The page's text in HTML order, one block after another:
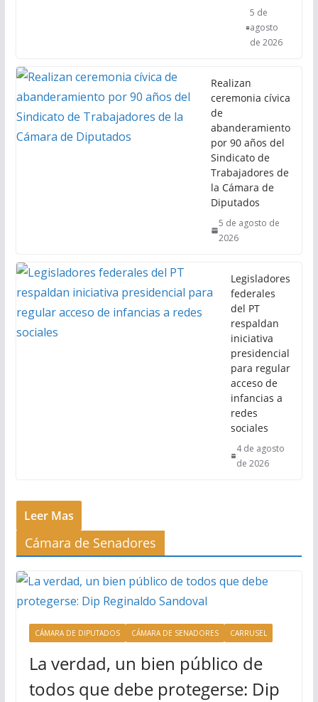
5 de
agosto
de 2026
Realizan
ceremonia cívica
de
abanderamiento
por 90 años del
Sindicato de
Trabajadores de
la Cámara de
Diputados
5 de agosto de
2026
Legisladores
federales
del PT
respaldan
iniciativa
presidencial
para regular
acceso de
infancias a
redes
sociales
4 de agosto
de 2026
Leer Mas
Cámara de Senadores
CÁMARA DE DIPUTADOS CÁMARA DE SENADORES CARRUSEL
La verdad, un bien público de
todos que debe protegerse: Dip